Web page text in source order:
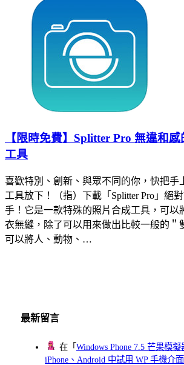
【限時免費】Splitter Pro 無違和
工具
喜歡特別、創新、與眾不同的你，快把手
工具放下！（指）下載「Splitter Pro」絕
手！它是一款特殊的照片合成工具，可以
衣無縫，除了可以用來做出比較一般的＂
可以將人、動物、…
最新留言
在「Windows Phone 7.5 芒果模
iPhone、Android 中試用 WP 手機介面